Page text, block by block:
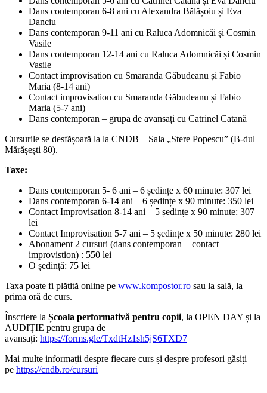
Dans contemporan 6-8 ani cu Alexandra Bălășoiu și Eva
Danciu
Dans contemporan 9-11 ani cu Raluca Adomnicăi și Cosmin
Vasile
Dans contemporan 12-14 ani cu Raluca Adomnicăi și Cosmin
Vasile
Contact improvisation cu Smaranda Găbudeanu și Fabio
Maria (8-14 ani)
Contact improvisation cu Smaranda Găbudeanu și Fabio
Maria (5-7 ani)
Dans contemporan – grupa de avansați cu Catrinel Catană
Cursurile se desfășoară la la CNDB – Sala „Stere Popescu” (B-dul
Mărășești 80).
Taxe:
Dans contemporan 5- 6 ani – 6 ședințe x 60 minute: 307 lei
Dans contemporan 6-14 ani – 6 ședințe x 90 minute: 350 lei
Contact Improvisation 8-14 ani – 5 ședințe x 90 minute: 307
lei
Contact Improvisation 5-7 ani – 5 ședințe x 50 minute: 280 lei
Abonament 2 cursuri (dans contemporan + contact
improvistion) : 550 lei
O ședință: 75 lei
Taxa poate fi plătită online pe www.kompostor.ro sau la sală, la
prima oră de curs.
Înscriere la Școala performativă pentru copii, la OPEN DAY și la
AUDIȚIE pentru grupa de
avansați: https://forms.gle/TxdtHz1sh5jS6TXD7
Mai multe informații despre fiecare curs și despre profesori găsiți
pe https://cndb.ro/cursuri